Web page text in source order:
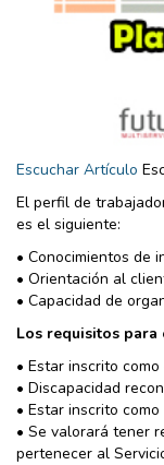
Escuchar Artículo
El perfil de
es el siguiente:
• Conocimientos de
• Orientación al
• Capacidad de
Los requisitos
• Estar inscrito
• Discapacidad
• Estar inscrito
• Se valorará tener
pertenecer al